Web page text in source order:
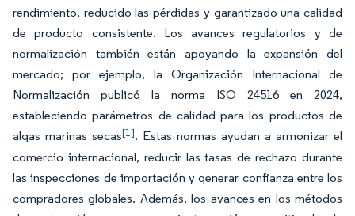
rendimiento, reducido las pérdidas y garantizado una calidad
de producto consistente. Los avances regulatorios y de
normalización también están apoyando la expansión del
mercado; por ejemplo, la Organización Internacional de
Normalización publicó la norma ISO 24516 en 2024,
estableciendo parámetros de calidad para los productos de
algas marinas secas[1]. Estas normas ayudan a armonizar el
comercio internacional, reducir las tasas de rechazo durante
las inspecciones de importación y generar confianza entre los
compradores globales. Además, los avances en los métodos